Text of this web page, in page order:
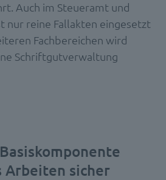
Auch im Steueramt und
nur reine Fallakten eingesetzt
Fachbereichen wird
Schriftgutverwaltung
sicher